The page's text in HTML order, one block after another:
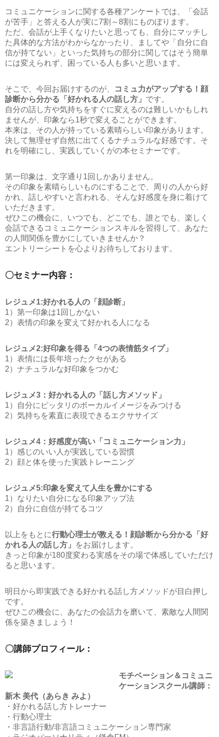
コミュニケーションに関する各種アンケートでは、「会話
が苦手」と答える人が実に7割～8割にものぼります。
ただ、会話が上手くなりたいと思っても、自分にマッチし
た具体的な方法がわからなかったり、ましてや「自分に自
信が持てない」といった気持ちの部分に関してはそう簡単
には変えられず、困っている人も多いと思います。
そこで、今回お届けするのが、
コミュ力がアップする！顔
診断から分かる「好かれる人の話し方」 です。
自分の話し方や気持ちをすぐに変えるのは難しいかもしれ
ませんが、印象なら1秒で変えることができます。
本来は、その人が持っている素晴らしい印象があります。
決して無理せず自然に出てくるナチュラルな好感です。そ
れを明確にし、実践していくがの本セミナーです。
第一印象は、文字通り1回しかありません。
その印象を素晴らしいものにすることで、周りの人から好
かれ、話しやすいと言われる、そんな好感度を身に着けて
いただきます。
ぜひこの機会に、いつでも、どこでも、誰とでも、楽しく
会話できるコミュニケーションスキルを習得して、あなた
の人間関係を豊かにしていきませんか？
エントリーシートを心よりお待ちしております。
〇セミナー内容：
レジュメ1:好かれる人の「顔診断」
1）第一印象は1回しかない
2）表情の印象を変えて好かれる人になる
レジュメ2:好印象を得る「4つの表情筋タイプ」
1）表情には長年培ったクセがある
2）ナチュラルな好印象をつかむ
レジュメ3：好かれる人の「話し方メソッド」
1）自分にピッタリのボーカルイメージをみつける
2）気持ちを素直に表現できるエクササイズ
レジュメ4：好感度が高い「コミュニケーション力」
1）感じのいい人が実践している習慣
2）顔と体を使った実践トレーニング
レジュメ5:印象を変えて人生を豊かにする
1）なりたい自分になる印象アップ法
2）自分に自信が持てるコツ
以上をもとに行動心理士が教える！顔診断から分かる「好
かれる人の話し方」
をお届けします。
きっと印象が180度変わる実感をその場で体感していただけ
ると思います。
明日から即実践できる好かれる話し方メソッドが目白押し
です。
ぜひこの機会に、あなたの会話力を磨いて、素敵な人間関
係を築きましょう！
〇講師プロフィール：
モチベーション＆コミュニ
ケーションスクール講師：
新木 美代（あらき みよ）
・好かれる話し方トレーナー
・行動心理士
・非言語行動/非言語コミュニケーション専門家